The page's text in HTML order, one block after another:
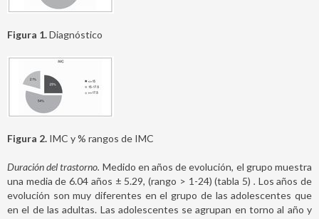
Figura 1.Diagnóstico
Figura 2. IMC y % rangos de IMC
Duración del trastorno. Medido en años de evolución, el grupo muestra
una media de 6.04 años ± 5.29, (rango > 1-24) (tabla 5) . Los años de
evolución son muy diferentes en el grupo de las adolescentes que
en el de las adultas. Las adolescentes se agrupan en torno al año y